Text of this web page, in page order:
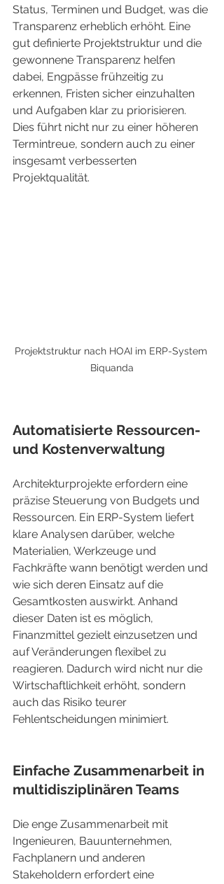
Status, Terminen und Budget, was die
Transparenz erheblich erhöht. Eine
gut definierte Projektstruktur und die
gewonnene Transparenz helfen
dabei, Engpässe frühzeitig zu
erkennen, Fristen sicher einzuhalten
und Aufgaben klar zu priorisieren.
Dies führt nicht nur zu einer höheren
Termintreue, sondern auch zu einer
insgesamt verbesserten
Projektqualität.
Projektstruktur nach HOAI im ERP-System
Biquanda
Automatisierte Ressourcen-
und Kostenverwaltung
Architekturprojekte erfordern eine
präzise Steuerung von Budgets und
Ressourcen. Ein ERP-System liefert
klare Analysen darüber, welche
Materialien, Werkzeuge und
Fachkräfte wann benötigt werden und
wie sich deren Einsatz auf die
Gesamtkosten auswirkt. Anhand
dieser Daten ist es möglich,
Finanzmittel gezielt einzusetzen und
auf Veränderungen flexibel zu
reagieren. Dadurch wird nicht nur die
Wirtschaftlichkeit erhöht, sondern
auch das Risiko teurer
Fehlentscheidungen minimiert.
Einfache Zusammenarbeit in
multidisziplinären Teams
Die enge Zusammenarbeit mit
Ingenieuren, Bauunternehmen,
Fachplanern und anderen
Stakeholdern erfordert eine